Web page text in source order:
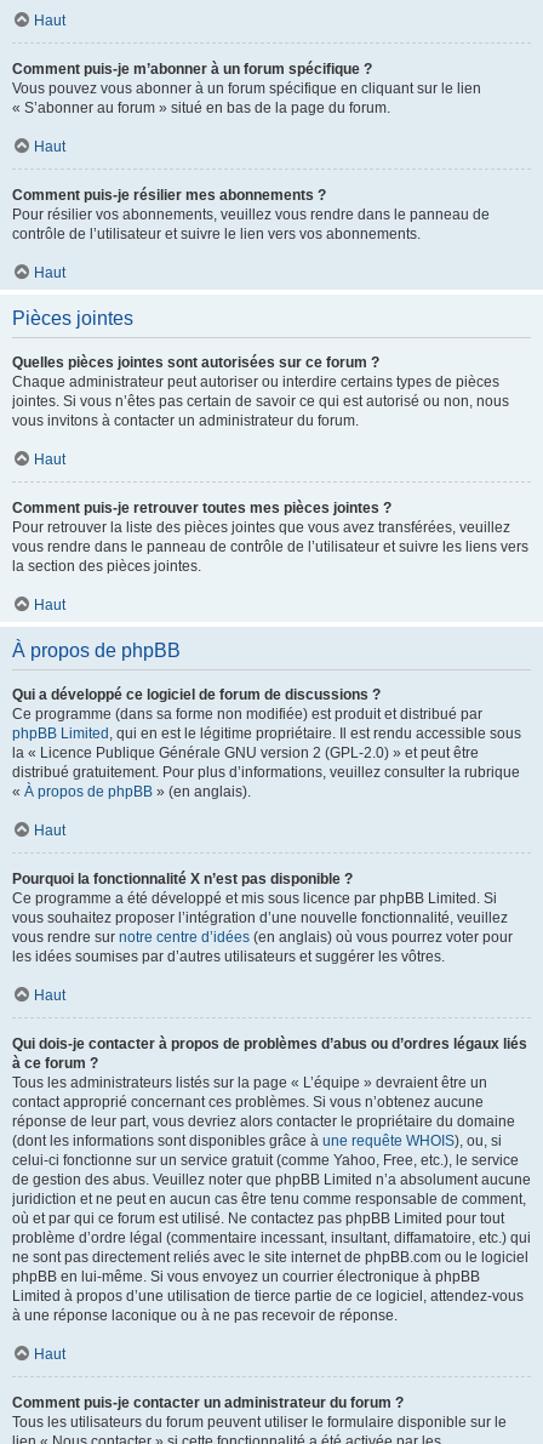
Haut
Comment puis-je m’abonner à un forum spécifique ?
Vous pouvez vous abonner à un forum spécifique en cliquant sur le lien
« S’abonner au forum » situé en bas de la page du forum.
Haut
Comment puis-je résilier mes abonnements ?
Pour résilier vos abonnements, veuillez vous rendre dans le panneau de
contrôle de l’utilisateur et suivre le lien vers vos abonnements.
Haut
Pièces jointes
Quelles pièces jointes sont autorisées sur ce forum ?
Chaque administrateur peut autoriser ou interdire certains types de pièces
jointes. Si vous n’êtes pas certain de savoir ce qui est autorisé ou non, nous
vous invitons à contacter un administrateur du forum.
Haut
Comment puis-je retrouver toutes mes pièces jointes ?
Pour retrouver la liste des pièces jointes que vous avez transférées, veuillez
vous rendre dans le panneau de contrôle de l’utilisateur et suivre les liens vers
la section des pièces jointes.
Haut
À propos de phpBB
Qui a développé ce logiciel de forum de discussions ?
Ce programme (dans sa forme non modifiée) est produit et distribué par
phpBB Limited , qui en est le légitime propriétaire. Il est rendu accessible sous
la « Licence Publique Générale GNU version 2 (GPL-2.0) » et peut être
distribué gratuitement. Pour plus d’informations, veuillez consulter la rubrique
« À propos de phpBB » (en anglais).
Haut
Pourquoi la fonctionnalité X n’est pas disponible ?
Ce programme a été développé et mis sous licence par phpBB Limited. Si
vous souhaitez proposer l’intégration d’une nouvelle fonctionnalité, veuillez
vous rendre sur notre centre d’idées (en anglais) où vous pourrez voter pour
les idées soumises par d’autres utilisateurs et suggérer les vôtres.
Haut
Qui dois-je contacter à propos de problèmes d’abus ou d’ordres légaux liés
à ce forum ?
Tous les administrateurs listés sur la page « L’équipe » devraient être un
contact approprié concernant ces problèmes. Si vous n’obtenez aucune
réponse de leur part, vous devriez alors contacter le propriétaire du domaine
(dont les informations sont disponibles grâce à une requête WHOIS), ou, si
celui-ci fonctionne sur un service gratuit (comme Yahoo, Free, etc.), le service
de gestion des abus. Veuillez noter que phpBB Limited n’a absolument aucune
juridiction et ne peut en aucun cas être tenu comme responsable de comment,
où et par qui ce forum est utilisé. Ne contactez pas phpBB Limited pour tout
problème d’ordre légal (commentaire incessant, insultant, diffamatoire, etc.) qui
ne sont pas directement reliés avec le site internet de phpBB.com ou le logiciel
phpBB en lui-même. Si vous envoyez un courrier électronique à phpBB
Limited à propos d’une utilisation de tierce partie de ce logiciel, attendez-vous
à une réponse laconique ou à ne pas recevoir de réponse.
Haut
Comment puis-je contacter un administrateur du forum ?
Tous les utilisateurs du forum peuvent utiliser le formulaire disponible sur le